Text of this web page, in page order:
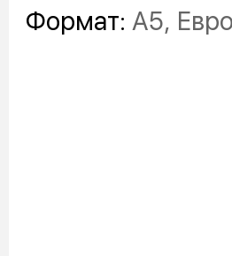
Формат: А5, Евро